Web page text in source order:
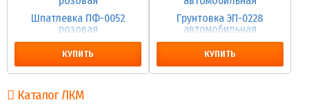
Шпатлевка ПФ-0052
розовая
КУПИТЬ
Грунтовка ЭП-0228
автомобильная
КУПИТЬ
Каталог ЛКМ